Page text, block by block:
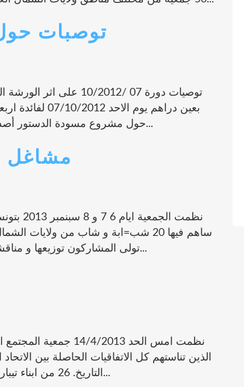
توصبات
توصيات دورة 07 /10/
بعين دراهم
حول مشروع مسودة الدستور أصدرت الجمعيات المشاركة التوصيات التالية الى أعضاء...
مشاغل
نظمت
ساهم فيها 20 شب=ابة و شاب من
تولى المشاركون توزيعها و مناقشتها مع الشباب في وء الجهة وجمع المقترحات حولها...
الذين تناستهم كل الاتفاقيات الحاصلة بين
التاريخ. 26 من ابناء تيبار الذين حوكموا و قضوا الحكم حضروا الجلسة و قدوا...